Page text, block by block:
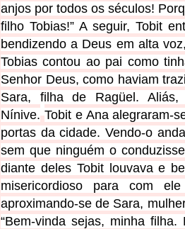
anjos por todos os séculos!
filho Tobias!” A seguir, Tobit
bendizendo a Deus em alta
Tobias contou ao pai como
Senhor Deus, como haviam
Sara, filha de Ragüel.
Nínive. Tobit e Ana alegraram-
portas da cidade. Vendo-o
sem que ninguém o
diante deles Tobit louvava e
misericordioso para com
aproximando-se de Sara,
“Bem-vinda sejas, minha